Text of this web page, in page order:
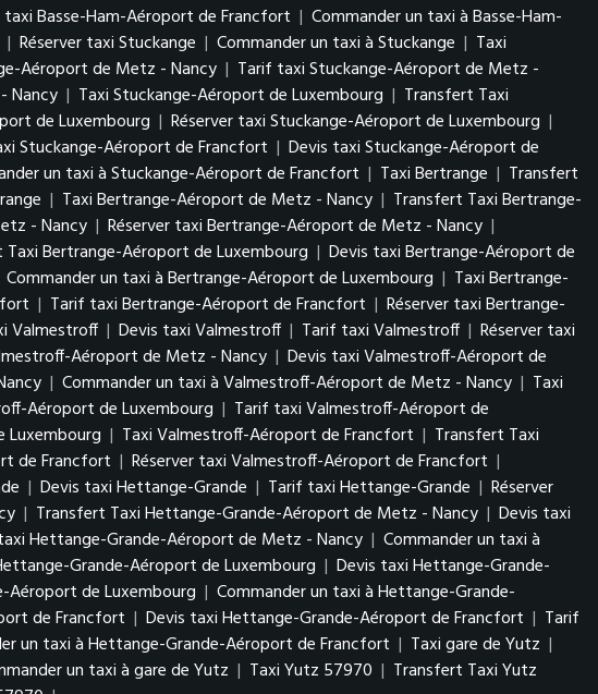
taxi Basse-Ham-Aéroport de Francfort | Commander un taxi à Basse-Ham-
| Réserver taxi Stuckange | Commander un taxi à Stuckange | Taxi
Aéroport de Metz - Nancy | Tarif taxi Stuckange-Aéroport de Metz -
Nancy | Taxi Stuckange-Aéroport de Luxembourg | Transfert Taxi
de Luxembourg | Réserver taxi Stuckange-Aéroport de Luxembourg |
Stuckange-Aéroport de Francfort | Devis taxi Stuckange-Aéroport de
un taxi à Stuckange-Aéroport de Francfort | Taxi Bertrange | Transfert
| Taxi Bertrange-Aéroport de Metz - Nancy | Transfert Taxi Bertrange-
- Nancy | Réserver taxi Bertrange-Aéroport de Metz - Nancy |
Bertrange-Aéroport de Luxembourg | Devis taxi Bertrange-Aéroport de
Commander un taxi à Bertrange-Aéroport de Luxembourg | Taxi Bertrange-
| Tarif taxi Bertrange-Aéroport de Francfort | Réserver taxi Bertrange-
Valmestroff | Devis taxi Valmestroff | Tarif taxi Valmestroff | Réserver taxi
Aéroport de Metz - Nancy | Devis taxi Valmestroff-Aéroport de
| Commander un taxi à Valmestroff-Aéroport de Metz - Nancy | Taxi
Aéroport de Luxembourg | Tarif taxi Valmestroff-Aéroport de
Luxembourg | Taxi Valmestroff-Aéroport de Francfort | Transfert Taxi
de Francfort | Réserver taxi Valmestroff-Aéroport de Francfort |
| Devis taxi Hettange-Grande | Tarif taxi Hettange-Grande | Réserver
| Transfert Taxi Hettange-Grande-Aéroport de Metz - Nancy | Devis taxi
Hettange-Grande-Aéroport de Metz - Nancy | Commander un taxi à
Grande-Aéroport de Luxembourg | Devis taxi Hettange-Grande-
Aéroport de Luxembourg | Commander un taxi à Hettange-Grande-
de Francfort | Devis taxi Hettange-Grande-Aéroport de Francfort | Tarif
un taxi à Hettange-Grande-Aéroport de Francfort | Taxi gare de Yutz |
un taxi à gare de Yutz | Taxi Yutz 57970 | Transfert Taxi Yutz